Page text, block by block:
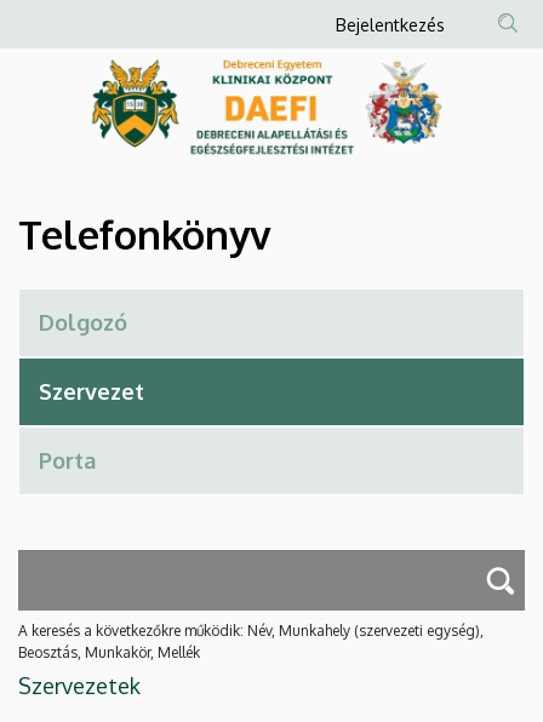
Debreceni
és
Egészségfejlesztési
Intézet
a
Anonim
Felhasználói
fiók
menüje
Bejelentkezés
Telefonkönyv
A keresés a következőkre működik: Név, Munkahely (szervezeti egység),
Beosztás, Munkakör, Mellék
Szervezetek